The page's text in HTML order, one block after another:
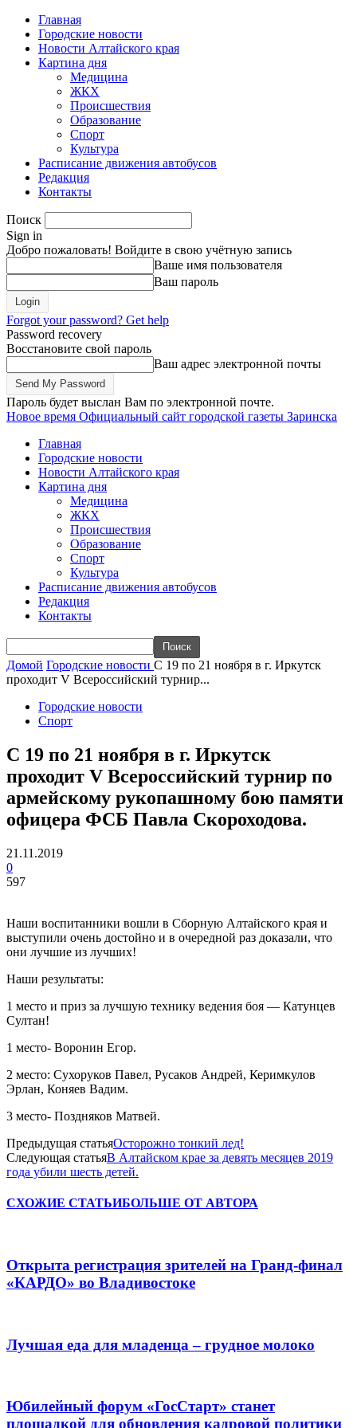
Главная
Городские новости
Новости Алтайского края
Картина дня
Медицина
ЖКХ
Происшествия
Образование
Спорт
Культура
Расписание движения автобусов
Редакция
Контакты
Поиск
Sign in
Добро пожаловать! Войдите в свою учётную запись
Ваше имя пользователя
Ваш пароль
Forgot your password? Get help
Password recovery
Восстановите свой пароль
Ваш адрес электронной почты
Пароль будет выслан Вам по электронной почте.
Новое время Официальный сайт городской газеты Заринска
Главная
Городские новости
Новости Алтайского края
Картина дня
Медицина
ЖКХ
Происшествия
Образование
Спорт
Культура
Расписание движения автобусов
Редакция
Контакты
Домой Городские новости С 19 по 21 ноября в г. Иркутск
проходит V Всероссийский турнир...
Городские новости
Спорт
С 19 по 21 ноября в г. Иркутск
проходит V Всероссийский турнир по
армейскому рукопашному бою памяти
офицера ФСБ Павла Скороходова.
21.11.2019
0
597
Наши воспитанники вошли в Сборную Алтайского края и
выступили очень достойно и в очередной раз доказали, что
они лучшие из лучших!
Наши результаты:
1 место и приз за лучшую технику ведения боя — Катунцев
Султан!
1 место- Воронин Егор.
2 место: Сухоруков Павел, Русаков Андрей, Керимкулов
Эрлан, Коняев Вадим.
3 место- Поздняков Матвей.
Предыдущая статьяОсторожно тонкий лед!
Следующая статьяВ Алтайском крае за девять месяцев 2019
года убили шесть детей.
СХОЖИЕ СТАТЬИБОЛЬШЕ ОТ АВТОРА
Открыта регистрация зрителей на Гранд-финал
«КАРДО» во Владивостоке
Лучшая еда для младенца – грудное молоко
Юбилейный форум «ГосСтарт» станет
площадкой для обновления кадровой политики